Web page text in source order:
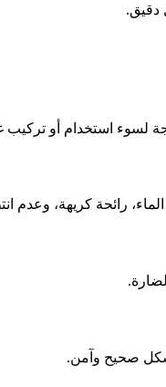
دقيق.
لسوء استخدام أو
رائحة كريهة، وعدم
بشكل صحيح وآمن.